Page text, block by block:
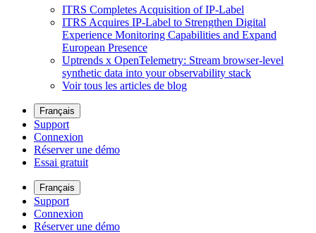
ITRS Completes Acquisition of IP-Label
ITRS Acquires IP-Label to Strengthen Digital
Experience Monitoring Capabilities and Expand
European Presence
Uptrends x OpenTelemetry: Stream browser-level
synthetic data into your observability stack
Voir tous les articles de blog
Français
Support
Connexion
Réserver une démo
Essai gratuit
Français
Support
Connexion
Réserver une démo